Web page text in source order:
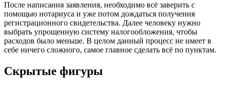
После написания заявления, необходимо всё заверить с
помощью нотариуса и уже потом дождаться получения
регистрационного свидетельства. Далее человеку нужно
выбрать упрощенную систему налогообложения, чтобы
расходов было меньше. В целом данный процесс не имеет в
себе ничего сложного, самое главное сделать всё по пунктам.
Скрытые фигуры